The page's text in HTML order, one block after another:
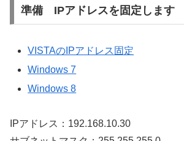
準備 IPアドレスを固定します
VISTAのIPアドレス固定
Windows 7
Windows 8
IPアドレス：192.168.10.30